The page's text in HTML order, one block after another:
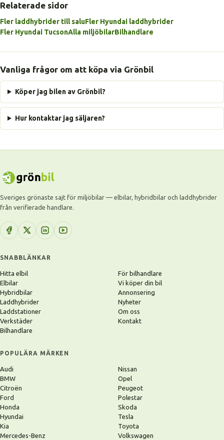
Relaterade sidor
Fler laddhybrider till saluFler Hyundai laddhybrider
Fler Hyundai TucsonAlla miljöbilarBilhandlare
Vanliga frågor om att köpa via Grönbil
Köper jag bilen av Grönbil?
Hur kontaktar jag säljaren?
Sveriges grönaste sajt för miljöbilar — elbilar, hybridbilar och laddhybrider
från verifierade handlare.
SNABBLÄNKAR
Hitta elbil
Elbilar
Hybridbilar
Laddhybrider
Laddstationer
Verkstäder
Bilhandlare
För bilhandlare
Vi köper din bil
Annonsering
Nyheter
Om oss
Kontakt
POPULÄRA MÄRKEN
Audi
BMW
Citroën
Ford
Honda
Hyundai
Kia
Mercedes-Benz
Nissan
Opel
Peugeot
Polestar
Skoda
Tesla
Toyota
Volkswagen